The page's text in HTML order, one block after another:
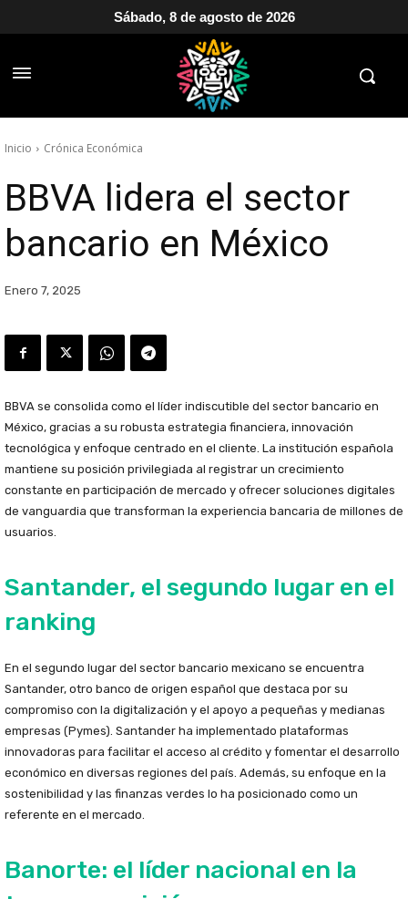
Sábado, 8 de agosto de 2026
Inicio Crónica Económica
BBVA lidera el sector
bancario en México
Enero 7, 2025
BBVA se consolida como el líder indiscutible del sector bancario en
México, gracias a su robusta estrategia financiera, innovación
tecnológica y enfoque centrado en el cliente. La institución española
mantiene su posición privilegiada al registrar un crecimiento
constante en participación de mercado y ofrecer soluciones digitales
de vanguardia que transforman la experiencia bancaria de millones de
usuarios.
Santander, el segundo lugar en el
ranking
En el segundo lugar del sector bancario mexicano se encuentra
Santander, otro banco de origen español que destaca por su
compromiso con la digitalización y el apoyo a pequeñas y medianas
empresas (Pymes). Santander ha implementado plataformas
innovadoras para facilitar el acceso al crédito y fomentar el desarrollo
económico en diversas regiones del país. Además, su enfoque en la
sostenibilidad y las finanzas verdes lo ha posicionado como un
referente en el mercado.
Banorte: el líder nacional en la